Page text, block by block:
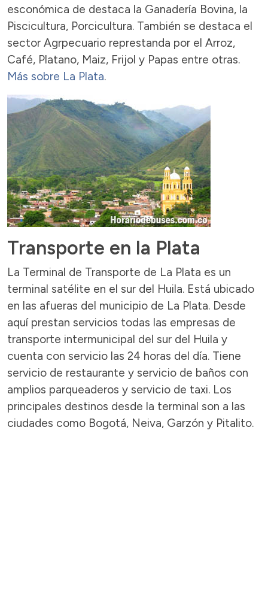
esconómica de destaca la Ganadería Bovina, la
Piscicultura, Porcicultura. También se destaca el
sector Agrpecuario represtanda por el Arroz,
Café, Platano, Maiz, Frijol y Papas entre otras.
Más sobre La Plata.
Transporte en la Plata
La Terminal de Transporte de La Plata es un
terminal satélite en el sur del Huila. Está ubicado
en las afueras del municipio de La Plata. Desde
aquí prestan servicios todas las empresas de
transporte intermunicipal del sur del Huila y
cuenta con servicio las 24 horas del día. Tiene
servicio de restaurante y servicio de baños con
amplios parqueaderos y servicio de taxi. Los
principales destinos desde la terminal son a las
ciudades como Bogotá, Neiva, Garzón y Pitalito.